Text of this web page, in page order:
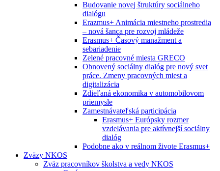
Budovanie novej štruktúry sociálneho
dialógu
Erazmus+ Animácia miestneho prostredia
– nová šanca pre rozvoj mládeže
Erasmus+ Časový manažment a
sebariadenie
Zelené pracovné miesta GRECO
Obnovený sociálny dialóg pre nový svet
práce. Zmeny pracovných miest a
digitalizácia
Zdieľaná ekonomika v automobilovom
priemysle
Zamestnávateľská participácia
Erasmus+ Európsky rozmer
vzdelávania pre aktívnejší sociálny
dialóg
Podobne ako v reálnom živote Erasmus+
Zväzy NKOS
Zväz pracovníkov školstva a vedy NKOS